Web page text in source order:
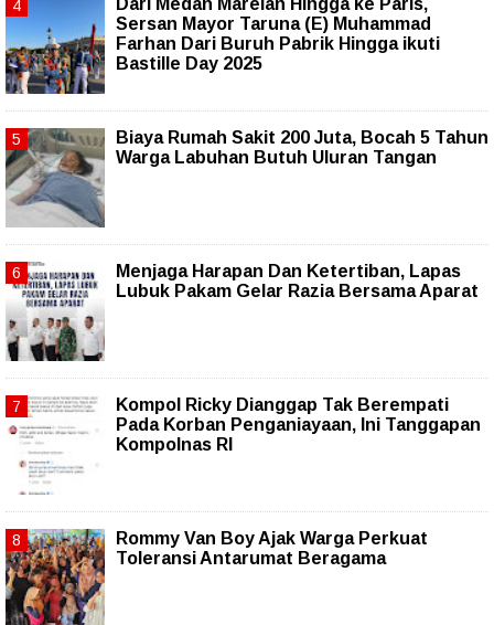
‎Dari Medan Marelan Hingga ke Paris,
Sersan Mayor Taruna (E) Muhammad
Farhan Dari Buruh Pabrik Hingga ikuti
Bastille Day 2025
Biaya Rumah Sakit 200 Juta, Bocah 5 Tahun
Warga Labuhan Butuh Uluran Tangan
Menjaga Harapan Dan Ketertiban, Lapas
Lubuk Pakam Gelar Razia Bersama Aparat
Kompol Ricky Dianggap Tak Berempati
Pada Korban Penganiayaan, Ini Tanggapan
Kompolnas RI
Rommy Van Boy Ajak Warga Perkuat
Toleransi Antarumat Beragama